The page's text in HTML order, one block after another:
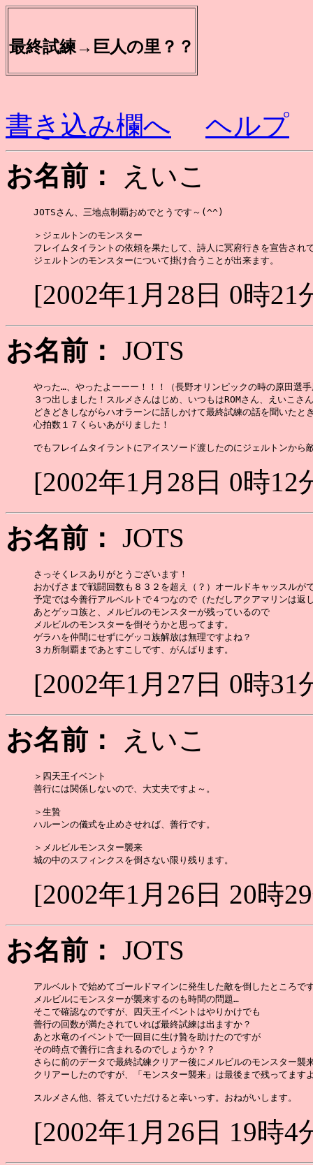
最終試練→巨人の里？？
書き込み欄へ
ヘルプ
お名前：
えいこ
JOTSさん、三地点制覇おめでとうです～(^^)
＞ジェルトンのモンスター
フレイムタイラントの依頼を果たして、詩人に冥府行きを宣告され
[2002年1月28日 0時21
お名前： JOTS
やった…、やったよーーー！！！（長野オリンピックの時の原田選
３つ出しました！スルメさんはじめ、いつもはROMさん、えいこさ
どきどきしながらハオラーンに話しかけて最終試練の話を聞いたと
心拍数１７くらいあがりました！
[2002年1月28日 0時12
お名前： JOTS
さっそくレスありがとうございます！
おかげさまで戦闘回数も８３２を超え（？）オールドキャッスルが
予定では今善行アルベルトで４つなので（ただしアクアマリンは返
あとゲッコ族と、メルビルのモンスターが残っているので
メルビルのモンスターを倒そうかと思ってます。
ゲラハを仲間にせずにゲッコ族解放は無理ですよね？
[2002年1月27日 0時31
お名前：
えいこ
＞四天王イベント
善行には関係しないので、大丈夫ですよ～。
＞生贄
ハルーンの儀式を止めさせれば、善行です。
＞メルビルモンスター襲来
[2002年1月26日 20時
お名前： JOTS
アルベルトで始めてゴールドマインに発生した敵を倒したところで
メルビルにモンスターが襲来するのも時間の問題…
そこで確認なのですが、四天王イベントはやりかけでも
善行の回数が満たされていれば最終試練は出ますか？
あと水竜のイベントで一回目に生け贄を助けたのですが
その時点で善行に含まれるのでしょうか？？
さらに前のデータで最終試練クリアー後にメルビルのモンスター襲
クリアーしたのですが、「モンスター襲来」は最後まで残ってます
[2002年1月26日 19時4